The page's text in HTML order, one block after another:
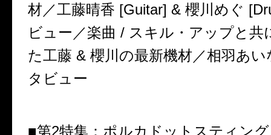
材／工藤晴香 [Guitar] & 櫻川めぐ
ビュー／楽曲 / スキル・アップと共
た工藤 & 櫻川の最新機材／相羽あ
タビュー
■第2特集：ポルカドットスティン